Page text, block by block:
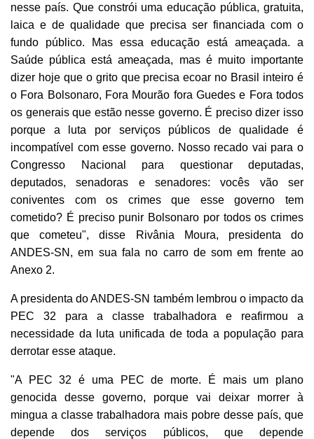
nesse país. Que constrói uma educação pública, gratuita,
laica e de qualidade que precisa ser financiada com o
fundo público. Mas essa educação está ameaçada. a
Saúde pública está ameaçada, mas é muito importante
dizer hoje que o grito que precisa ecoar no Brasil inteiro é
o Fora Bolsonaro, Fora Mourão fora Guedes e Fora todos
os generais que estão nesse governo. É preciso dizer isso
porque a luta por serviços públicos de qualidade é
incompatível com esse governo. Nosso recado vai para o
Congresso Nacional para questionar deputadas,
deputados, senadoras e senadores: vocês vão ser
coniventes com os crimes que esse governo tem
cometido? É preciso punir Bolsonaro por todos os crimes
que cometeu", disse Rivânia Moura, presidenta do
ANDES-SN, em sua fala no carro de som em frente ao
Anexo 2.
A presidenta do ANDES-SN também lembrou o impacto da
PEC 32 para a classe trabalhadora e reafirmou a
necessidade da luta unificada de toda a população para
derrotar esse ataque.
"A PEC 32 é uma PEC de morte. É mais um plano
genocida desse governo, porque vai deixar morrer à
mingua a classe trabalhadora mais pobre desse país, que
depende dos serviços públicos, que depende